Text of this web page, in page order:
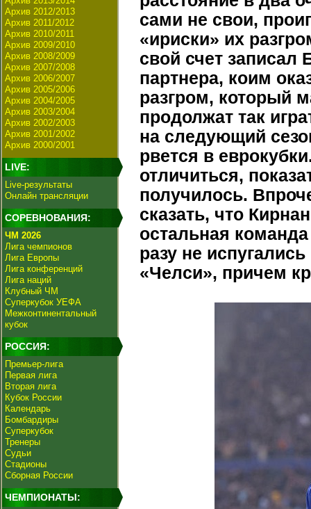
Архив 2012/2013
Архив 2011/2012
Архив 2010/2011
Архив 2009/2010
Архив 2008/2009
Архив 2007/2008
Архив 2006/2007
Архив 2005/2006
Архив 2004/2005
Архив 2003/2004
Архив 2002/2003
Архив 2001/2002
Архив 2000/2001
LIVE:
Live-результаты
Онлайн трансляции
СОРЕВНОВАНИЯ:
ЧМ 2026
Лига чемпионов
Лига Европы
Лига конференций
Лига наций
Клубный ЧМ
Суперкубок УЕФА
Межконтинентальный
кубок
РОССИЯ:
Премьер-лига
Первая лига
Вторая лига
Кубок России
Календарь
Бомбардиры
Суперкубок
Тренеры
Судьи
Стадионы
Сборная России
ЧЕМПИОНАТЫ:
сами не свои,
«ириски» их
свой счет
партнера, коим
разгром, который
продолжат так
на следующий
рвется в
отличиться,
получилось.
сказать, что
остальная
разу не
«Челси», причем